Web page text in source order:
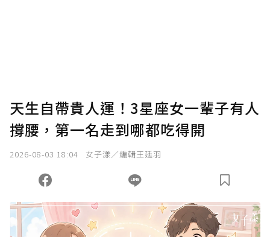
天生自帶貴人運！3星座女一輩子有人
撐腰，第一名走到哪都吃得開
2026-08-03 18:04 女子漾／編輯王廷羽